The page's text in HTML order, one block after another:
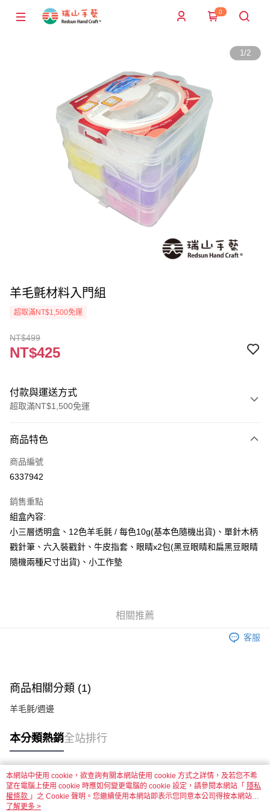
0
1/2
羊毛氈材料入門組
超取滿NT$1,500免運
NT$499
NT$425
付款與運送方式
超取滿NT$1,500免運
信用卡一次付款
超商取貨付款
街口支付
悠遊付
運送方式
宅配 新竹物流
付款後門市自取
免運費
商品特色
商品編號
6337942
銷售重點
組盒內容:
小三層透明盒、12色羊毛氈 / 每色10g(基本色隨機出貨)、單針木柄
戳針筆、六入裝戳針、牛皮指套、眼睛x2包(黑豆眼睛和扁黑豆眼睛
隨機兩種尺寸出貨)、小工作墊
相關推薦
客服
商品相關分類 (1)
羊毛氈/週邊
本分類熱銷全站排行
熱門標籤
本網站中使用 cookie，欲查詢有關本網站使用 cookie 方式之詳情，及若您不希
望在電腦上使用 cookie 時應如何變更電腦的 cookie 設定，請參閱本網站「 隱私
權條款 」之 Cookie 聲明。您繼續使用本網站即表示您同意本公司得按本網站使
用條款之 Cookie 聲明使用 cookie。
了解更多 >